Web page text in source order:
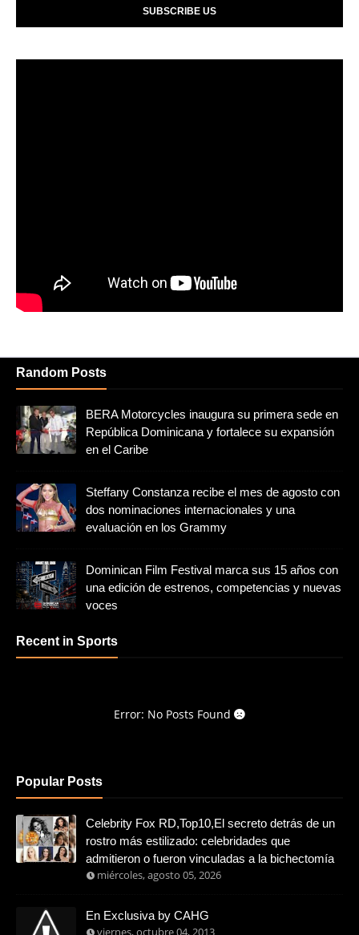
SUBSCRIBE US
Random Posts
BERA Motorcycles inaugura su primera sede en
República Dominicana y fortalece su expansión
en el Caribe
Steffany Constanza recibe el mes de agosto con
dos nominaciones internacionales y una
evaluación en los Grammy
Dominican Film Festival marca sus 15 años con
una edición de estrenos, competencias y nuevas
voces
Recent in Sports
Error: No Posts Found
Popular Posts
Celebrity Fox RD,Top10,El secreto detrás de un
rostro más estilizado: celebridades que
admitieron o fueron vinculadas a la bichectomía
miércoles, agosto 05, 2026
En Exclusiva by CAHG
viernes, octubre 04, 2013